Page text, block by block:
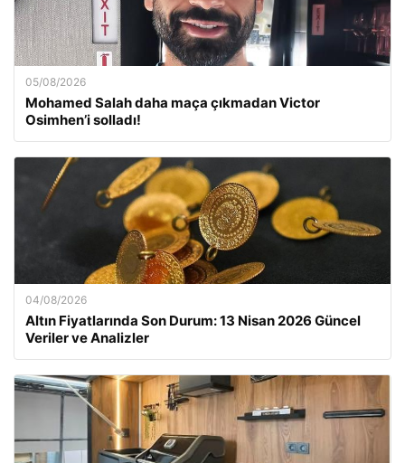
05/08/2026
Mohamed Salah daha maça çıkmadan Victor
Osimhen’i solladı!
04/08/2026
Altın Fiyatlarında Son Durum: 13 Nisan 2026 Güncel
Veriler ve Analizler